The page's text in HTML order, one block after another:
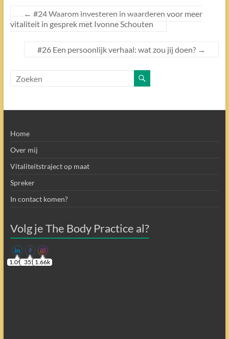
← #24 Waarom investeren in waarderen voor meer
vitaliteit in gesprek met Ivonne Schouten
#26 Een persoonlijk verhaal: wat zou jij doen? →
Home
Over mij
Vitaliteitstraject op maat
Spreker
In contact komen?
Volg je The Body Practice al?
1.09k355 1.66k